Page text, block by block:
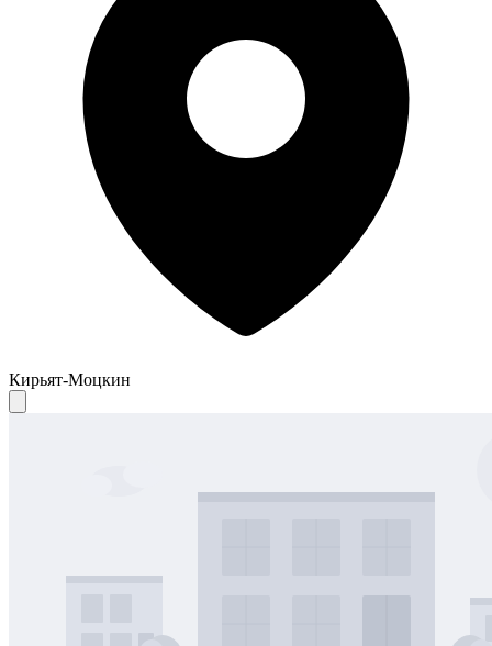
Кирьят-Моцкин